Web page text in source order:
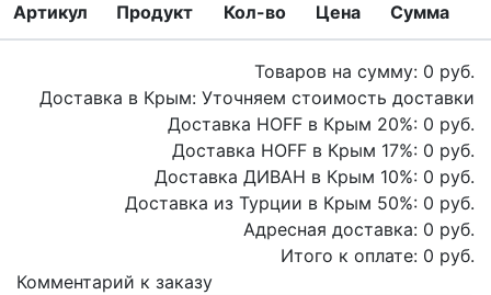
Артикул
Продукт Кол-во Цена Сумма
Товаров на сумму: 0 руб.
Доставка в Крым: Уточняем стоимость доставки
Доставка HOFF в Крым 20%: 0 руб.
Доставка HOFF в Крым 17%: 0 руб.
Доставка ДИВАН в Крым 10%: 0 руб.
Доставка из Турции в Крым 50%: 0 руб.
Адресная доставка: 0 руб.
Итого к оплате: 0 руб.
Комментарий к заказу